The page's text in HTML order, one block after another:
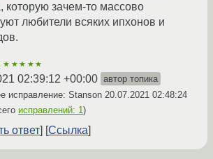
которую зачем-то массово
любители всяких ипхонов и
★★★★★
02:39:12 +00:00 автор топика
исправление: Stanson 20.07.2021 02:48:24
исправлений: 1)
ответ Ссылка